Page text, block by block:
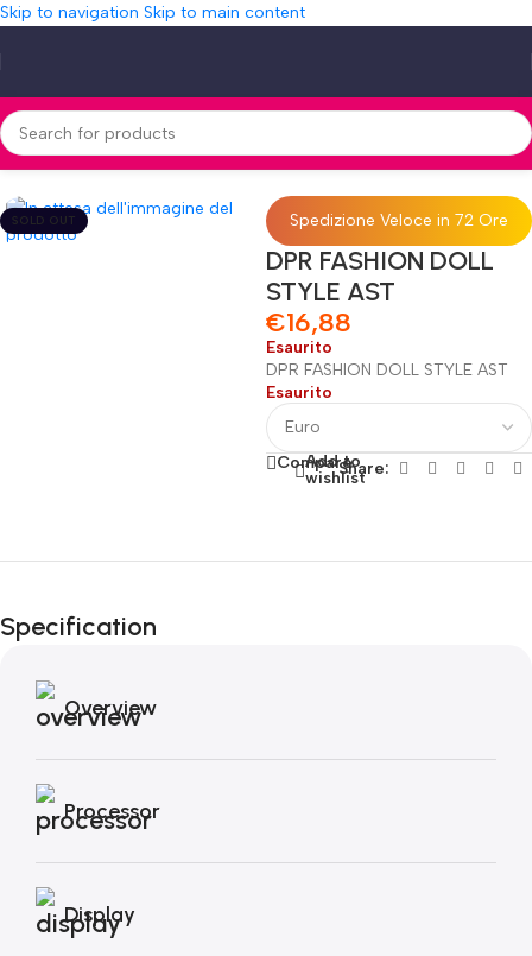
Skip to navigation Skip to main content
Home»Shop»DPR FASHION DOLL STYLE AST
SOLD OUT Spedizione Veloce in 72 Ore
DPR FASHION DOLL
STYLE AST
€16,88
Esaurito
DPR FASHION DOLL STYLE AST
Esaurito
Compare
Add to
wishlistShare:
Fino al 12 Ottobre...
Autunno!
Specification
Overview
Processor
Display